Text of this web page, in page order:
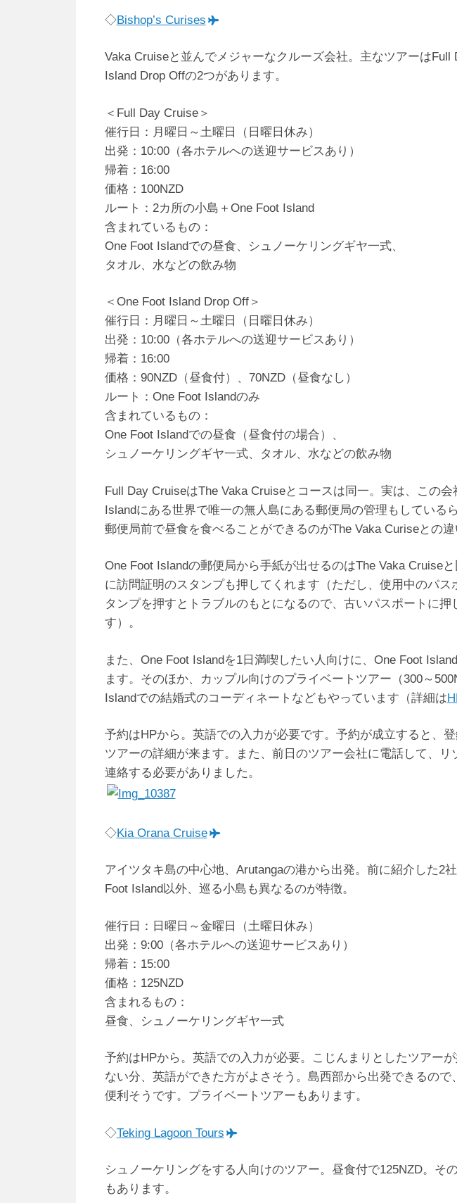
◇Bishop’s Curises
Vaka Cruiseと並んでメジャーなクルーズ会社。主なツアーはFull
Island Drop Offの2つがあります。
＜Full Day Cruise＞
催行日：月曜日～土曜日（日曜日休み）
出発：10:00（各ホテルへの送迎サービスあり）
帰着：16:00
価格：100NZD
ルート：2カ所の小島＋One Foot Island
含まれているもの：
One Foot Islandでの昼食、シュノーケリングギヤ一式、
タオル、水などの飲み物
＜One Foot Island Drop Off＞
催行日：月曜日～土曜日（日曜日休み）
出発：10:00（各ホテルへの送迎サービスあり）
帰着：16:00
価格：90NZD（昼食付）、70NZD（昼食なし）
ルート：One Foot Islandのみ
含まれているもの：
One Foot Islandでの昼食（昼食付の場合）、
シュノーケリングギヤ一式、タオル、水などの飲み物
Full Day CruiseはThe Vaka Cruiseとコースは同一。実は、この
Islandにある世界で唯一の無人島にある郵便局の管理もしている
郵便局前で昼食を食べることができるのがThe Vaka Curiseとの違
One Foot Islandの郵便局から手紙が出せるのはThe Vaka Cruise
に訪問証明のスタンプも押してくれます（ただし、使用中のパス
タンプを押すとトラブルのもとになるので、古いパスポートに押
す）。
また、One Foot Islandを1日満喫したい人向けに、One Foot
ます。そのほか、カップル向けのプライベートツアー（300～
Islandでの結婚式のコーディネートなどもやっています（詳細は
予約はHPから。英語での入力が必要です。予約が成立すると、
ツアーの詳細が来ます。また、前日のツアー会社に電話して、リ
連絡する必要がありました。
◇Kia Orana Cruise
アイツタキ島の中心地、Arutangaの港から出発。前に紹介した2
Foot Island以外、巡る小島も異なるのが特徴。
催行日：日曜日～金曜日（土曜日休み）
出発：9:00（各ホテルへの送迎サービスあり）
帰着：15:00
価格：125NZD
含まれるもの：
昼食、シュノーケリングギヤ一式
予約はHPから。英語での入力が必要。こじんまりとしたツアー
ない分、英語ができた方がよさそう。島西部から出発できるので
便利そうです。プライベートツアーもあります。
◇Teking Lagoon Tours
シュノーケリングをする人向けのツアー。昼食付で125NZD。そ
もあります。